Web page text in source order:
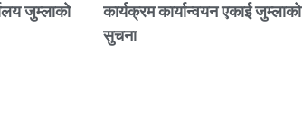
जुम्लाकाे
कार्यक्रम कार्यान्वयन एकाई जुम्लाको
सुचना